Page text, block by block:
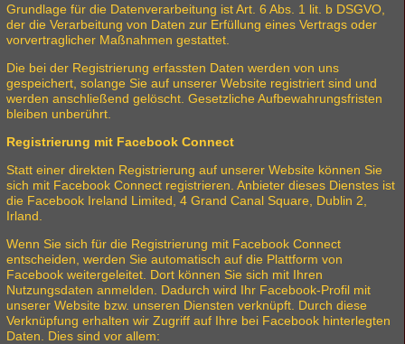
Grundlage für die Datenverarbeitung ist Art. 6 Abs. 1 lit. b DSGVO,
der die Verarbeitung von Daten zur Erfüllung eines Vertrags oder
vorvertraglicher Maßnahmen gestattet.
Die bei der Registrierung erfassten Daten werden von uns
gespeichert, solange Sie auf unserer Website registriert sind und
werden anschließend gelöscht. Gesetzliche Aufbewahrungsfristen
bleiben unberührt.
Registrierung mit Facebook Connect
Statt einer direkten Registrierung auf unserer Website können Sie
sich mit Facebook Connect registrieren. Anbieter dieses Dienstes ist
die Facebook Ireland Limited, 4 Grand Canal Square, Dublin 2,
Irland.
Wenn Sie sich für die Registrierung mit Facebook Connect
entscheiden, werden Sie automatisch auf die Plattform von
Facebook weitergeleitet. Dort können Sie sich mit Ihren
Nutzungsdaten anmelden. Dadurch wird Ihr Facebook-Profil mit
unserer Website bzw. unseren Diensten verknüpft. Durch diese
Verknüpfung erhalten wir Zugriff auf Ihre bei Facebook hinterlegten
Daten. Dies sind vor allem: